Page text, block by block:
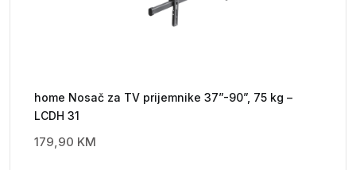
home Nosač za TV prijemnike 37”-90”, 75 kg –
LCDH 31
179,90 KM